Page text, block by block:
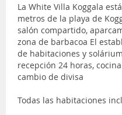
La White Villa Koggala
metros de la playa de
salón compartido,
zona de barbacoa El
de habitaciones y
recepción 24 horas,
cambio de divisa
Todas las habitaciones